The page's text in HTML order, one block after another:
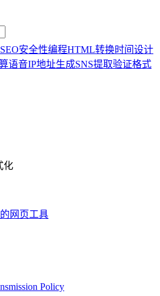
SEO安全性编程HTML转换时间设计
语音IP地址生成SNS提取验证格式
化
网页工具
Policy